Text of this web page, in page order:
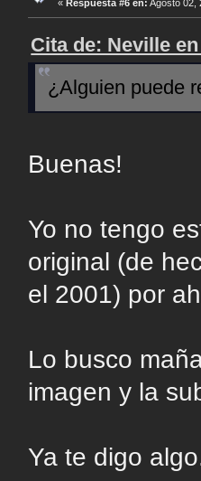
« Respuesta #6 en: Agosto 02,
Cita de: Neville
¿Alguien puede
Buenas!
Yo no tengo
original (de
el 2001) por
Lo busco
imagen y la
Ya te digo